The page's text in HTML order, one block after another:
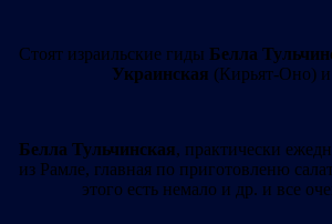
Стоят израильские гиды Белла
Украинская (Кирьят-Оно) и
Белла Тульчинская, практически
из Рамле, главная по приготовленю
этого есть немало и др. и все